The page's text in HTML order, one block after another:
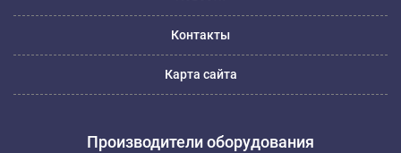
Контакты
Карта сайта
Производители оборудования